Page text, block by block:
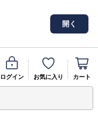
開く
ログイン お気に入り カート